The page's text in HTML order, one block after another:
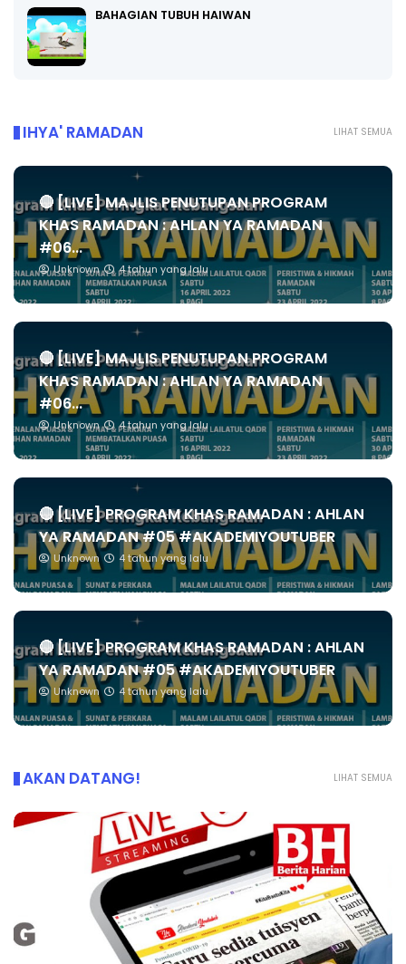
BAHAGIAN TUBUH HAIWAN
LIHAT SEMUA
IHYA' RAMADAN
🔴 [LIVE] MAJLIS PENUTUPAN PROGRAM
KHAS RAMADAN : AHLAN YA RAMADAN
#06...
Unknown 4 tahun yang lalu
🔴 [LIVE] MAJLIS PENUTUPAN PROGRAM
KHAS RAMADAN : AHLAN YA RAMADAN
#06...
Unknown 4 tahun yang lalu
🔴 [LIVE] PROGRAM KHAS RAMADAN : AHLAN
YA RAMADAN #05 #AKADEMIYOUTUBER
Unknown 4 tahun yang lalu
🔴 [LIVE] PROGRAM KHAS RAMADAN : AHLAN
YA RAMADAN #05 #AKADEMIYOUTUBER
Unknown 4 tahun yang lalu
LIHAT SEMUA
AKAN DATANG!